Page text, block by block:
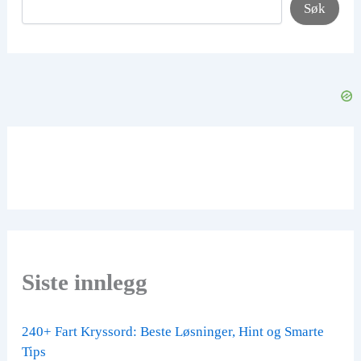
Søk
Siste innlegg
240+ Fart Kryssord: Beste Løsninger, Hint og Smarte
Tips